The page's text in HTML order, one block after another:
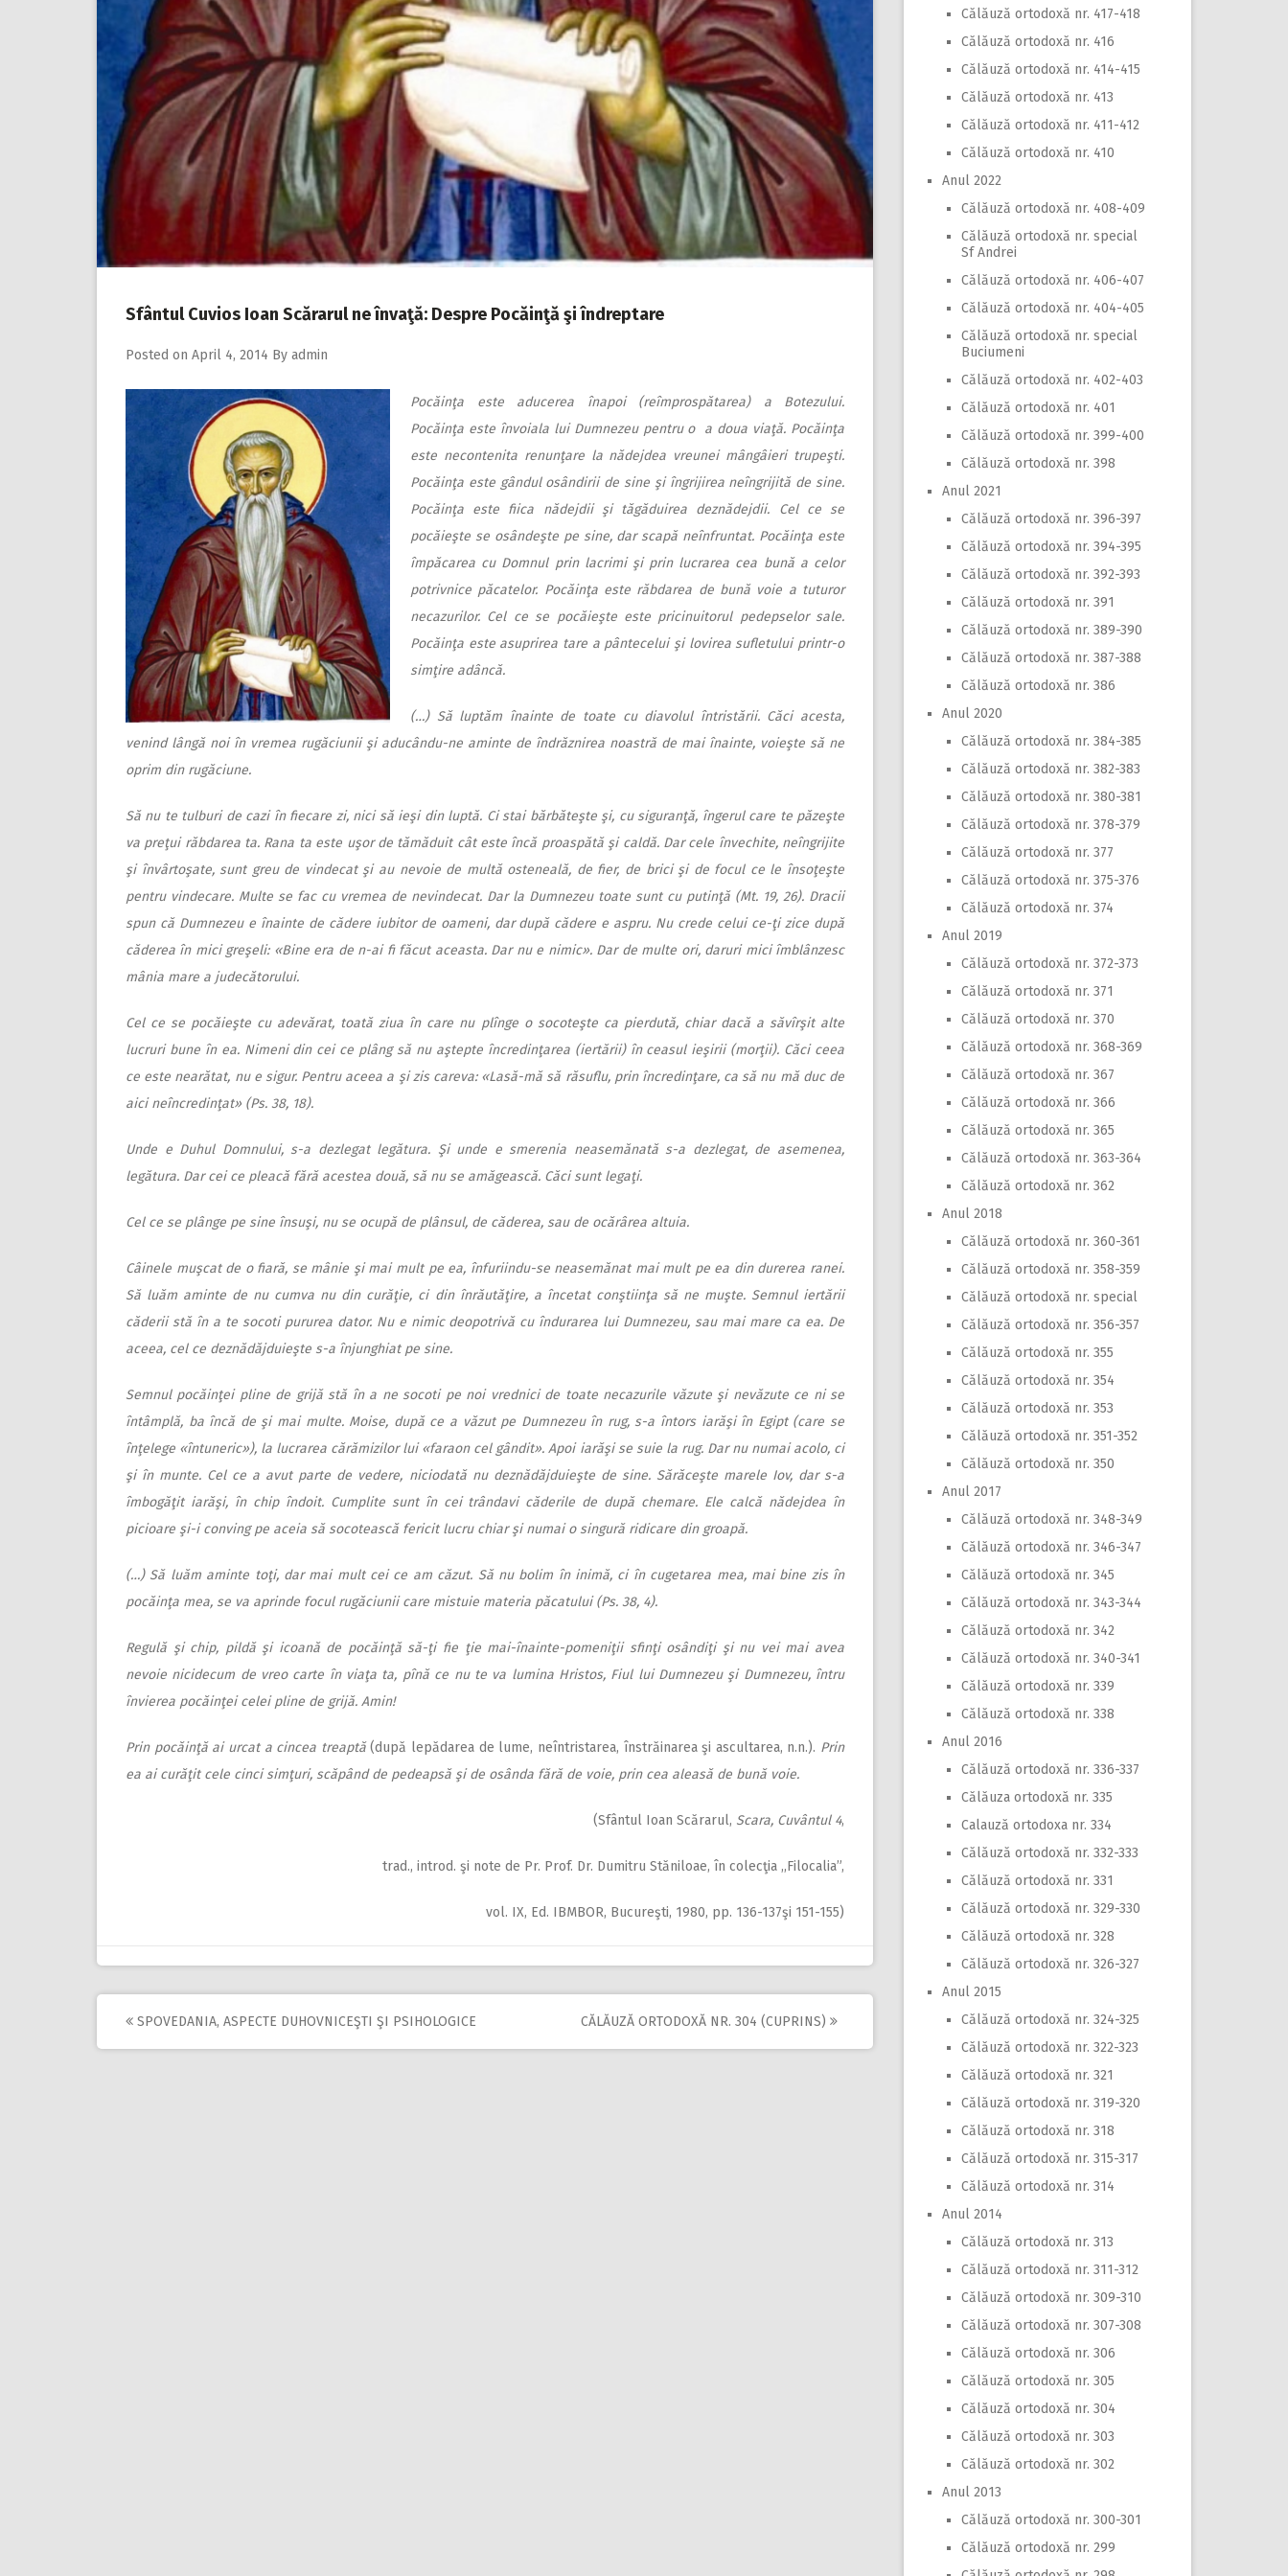
Sfântul Cuvios Ioan Scărarul ne învaţă: Despre Pocăinţă şi îndreptare
Posted on April 4, 2014 By admin
Pocăinţa este aducerea înapoi (reîmprospătarea) a Botezului.
Pocăinţa este învoiala lui Dumnezeu pentru o a doua viaţă. Pocăinţa
este necontenita renunţare la nădejdea vreunei mângâieri trupeşti.
Pocăinţa este gândul osândirii de sine şi îngrijirea neîngrijită de sine.
Pocăinţa este fiica nădejdii şi tăgăduirea deznădejdii. Cel ce se
pocăieşte se osândeşte pe sine, dar scapă neînfruntat. Pocăinţa este
împăcarea cu Domnul prin lacrimi şi prin lucrarea cea bună a celor
potrivnice păcatelor. Pocăinţa este răbdarea de bună voie a tuturor
necazurilor. Cel ce se pocăieşte este pricinuitorul pedepselor sale.
Pocăinţa este asuprirea tare a pântecelui şi lovirea sufletului printr-o
simţire adâncă.
(…) Să luptăm înainte de toate cu diavolul întristării. Căci acesta,
venind lângă noi în vremea rugăciunii şi aducându-ne aminte de îndrăznirea noastră de mai înainte, voieşte să ne
oprim din rugăciune.
Să nu te tulburi de cazi în fiecare zi, nici să ieşi din luptă. Ci stai bărbăteşte şi, cu siguranţă, îngerul care te păzeşte
va preţui răbdarea ta. Rana ta este uşor de tămăduit cât este încă proaspătă şi caldă. Dar cele învechite, neîngrijite
şi învârtoşate, sunt greu de vindecat şi au nevoie de multă osteneală, de fier, de brici şi de focul ce le însoţeşte
pentru vindecare. Multe se fac cu vremea de nevindecat. Dar la Dumnezeu toate sunt cu putinţă (Mt. 19, 26). Dracii
spun că Dumnezeu e înainte de cădere iubitor de oameni, dar după cădere e aspru. Nu crede celui ce-ţi zice după
căderea în mici greşeli: «Bine era de n-ai fi făcut aceasta. Dar nu e nimic». Dar de multe ori, daruri mici îmblânzesc
mânia mare a judecătorului.
Cel ce se pocăieşte cu adevărat, toată ziua în care nu plînge o socoteşte ca pierdută, chiar dacă a săvîrşit alte
lucruri bune în ea. Nimeni din cei ce plâng să nu aştepte încredinţarea (iertării) în ceasul ieşirii (morţii). Căci ceea
ce este nearătat, nu e sigur. Pentru aceea a şi zis careva: «Lasă-mă să răsuflu, prin încredinţare, ca să nu mă duc de
aici neîncredinţat» (Ps. 38, 18).
Unde e Duhul Domnului, s-a dezlegat legătura. Şi unde e smerenia neasemănată s-a dezlegat, de asemenea,
legătura. Dar cei ce pleacă fără acestea două, să nu se amăgească. Căci sunt legaţi.
Cel ce se plânge pe sine însuşi, nu se ocupă de plânsul, de căderea, sau de ocărârea altuia.
Câinele muşcat de o fiară, se mânie şi mai mult pe ea, înfuriindu-se neasemănat mai mult pe ea din durerea ranei.
Să luăm aminte de nu cumva nu din curăţie, ci din înrăutăţire, a încetat conştiinţa să ne muşte. Semnul iertării
căderii stă în a te socoti pururea dator. Nu e nimic deopotrivă cu îndurarea lui Dumnezeu, sau mai mare ca ea. De
aceea, cel ce deznădăjduieşte s-a înjunghiat pe sine.
Semnul pocăinţei pline de grijă stă în a ne socoti pe noi vrednici de toate necazurile văzute şi nevăzute ce ni se
întâmplă, ba încă de şi mai multe. Moise, după ce a văzut pe Dumnezeu în rug, s-a întors iarăşi în Egipt (care se
înţelege «întuneric»), la lucrarea cărămizilor lui «faraon cel gândit». Apoi iarăşi se suie la rug. Dar nu numai acolo, ci
şi în munte. Cel ce a avut parte de vedere, niciodată nu deznădăjduieşte de sine. Sărăceşte marele Iov, dar s-a
îmbogăţit iarăşi, în chip îndoit. Cumplite sunt în cei trândavi căderile de după chemare. Ele calcă nădejdea în
picioare şi-i conving pe aceia să socotească fericit lucru chiar şi numai o singură ridicare din groapă.
(…) Să luăm aminte toţi, dar mai mult cei ce am căzut. Să nu bolim în inimă, ci în cugetarea mea, mai bine zis în
pocăinţa mea, se va aprinde focul rugăciunii care mistuie materia păcatului (Ps. 38, 4).
Regulă şi chip, pildă şi icoană de pocăinţă să-ţi fie ţie mai-înainte-pomeniţii sfinţi osândiţi şi nu vei mai avea
nevoie nicidecum de vreo carte în viaţa ta, pînă ce nu te va lumina Hristos, Fiul lui Dumnezeu şi Dumnezeu, întru
învierea pocăinţei celei pline de grijă. Amin!
Prin pocăinţă ai urcat a cincea treaptă(după lepădarea de lume, neîntristarea, înstrăinarea şi ascultarea, n.n.). Prin
ea ai curăţit cele cinci simţuri, scăpând de pedeapsă şi de osânda fără de voie, prin cea aleasă de bună voie.
(Sfântul Ioan Scărarul, Scara, Cuvântul 4,
trad., introd. şi note de Pr. Prof. Dr. Dumitru Stăniloae, în colecţia ,,Filocalia”,
vol. IX, Ed. IBMBOR, Bucureşti, 1980, pp. 136-137şi 151-155)
Post
SPOVEDANIA, ASPECTE DUHOVNICEŞTI ŞI PSIHOLOGICE CĂLĂUZĂ ORTODOXĂ NR. 304 (CUPRINS)
Călăuză ortodoxă nr. 417-418
Călăuză ortodoxă nr. 416
Călăuză ortodoxă nr. 414-415
Călăuză ortodoxă nr. 413
Călăuză ortodoxă nr. 411-412
Călăuză ortodoxă nr. 410
Anul 2022
Călăuză ortodoxă nr. 408-409
Călăuză ortodoxă nr. special
Sf Andrei
Călăuză ortodoxă nr. 406-407
Călăuză ortodoxă nr. 404-405
Călăuză ortodoxă nr. special
Buciumeni
Călăuză ortodoxă nr. 402-403
Călăuză ortodoxă nr. 401
Călăuză ortodoxă nr. 399-400
Călăuză ortodoxă nr. 398
Anul 2021
Călăuză ortodoxă nr. 396-397
Călăuză ortodoxă nr. 394-395
Călăuză ortodoxă nr. 392-393
Călăuză ortodoxă nr. 391
Călăuză ortodoxă nr. 389-390
Călăuză ortodoxă nr. 387-388
Călăuză ortodoxă nr. 386
Anul 2020
Călăuză ortodoxă nr. 384-385
Călăuză ortodoxă nr. 382-383
Călăuză ortodoxă nr. 380-381
Călăuză ortodoxă nr. 378-379
Călăuză ortodoxă nr. 377
Călăuză ortodoxă nr. 375-376
Călăuză ortodoxă nr. 374
Anul 2019
Călăuză ortodoxă nr. 372-373
Călăuză ortodoxă nr. 371
Călăuză ortodoxă nr. 370
Călăuză ortodoxă nr. 368-369
Călăuză ortodoxă nr. 367
Călăuză ortodoxă nr. 366
Călăuză ortodoxă nr. 365
Călăuză ortodoxă nr. 363-364
Călăuză ortodoxă nr. 362
Anul 2018
Călăuză ortodoxă nr. 360-361
Călăuză ortodoxă nr. 358-359
Călăuză ortodoxă nr. special
Călăuză ortodoxă nr. 356-357
Călăuză ortodoxă nr. 355
Călăuză ortodoxă nr. 354
Călăuză ortodoxă nr. 353
Călăuză ortodoxă nr. 351-352
Călăuză ortodoxă nr. 350
Anul 2017
Călăuză ortodoxă nr. 348-349
Călăuză ortodoxă nr. 346-347
Călăuză ortodoxă nr. 345
Călăuză ortodoxă nr. 343-344
Călăuză ortodoxă nr. 342
Călăuză ortodoxă nr. 340-341
Călăuză ortodoxă nr. 339
Călăuză ortodoxă nr. 338
Anul 2016
Călăuză ortodoxă nr. 336-337
Călăuza ortodoxă nr. 335
Calauză ortodoxa nr. 334
Călăuză ortodoxă nr. 332-333
Călăuză ortodoxă nr. 331
Călăuză ortodoxă nr. 329-330
Călăuză ortodoxă nr. 328
Călăuză ortodoxă nr. 326-327
Anul 2015
Călăuză ortodoxă nr. 324-325
Călăuză ortodoxă nr. 322-323
Călăuză ortodoxă nr. 321
Călăuză ortodoxă nr. 319-320
Călăuză ortodoxă nr. 318
Călăuză ortodoxă nr. 315-317
Călăuză ortodoxă nr. 314
Anul 2014
Călăuză ortodoxă nr. 313
Călăuză ortodoxă nr. 311-312
Călăuză ortodoxă nr. 309-310
Călăuză ortodoxă nr. 307-308
Călăuză ortodoxă nr. 306
Călăuză ortodoxă nr. 305
Călăuză ortodoxă nr. 304
Călăuză ortodoxă nr. 303
Călăuză ortodoxă nr. 302
Anul 2013
Călăuză ortodoxă nr. 300-301
Călăuză ortodoxă nr. 299